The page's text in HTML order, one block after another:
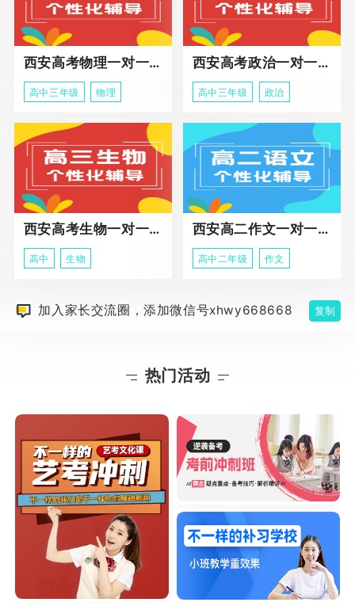
西安高考物理一对一辅导课程
高中三年级 物理
西安高考政治一对一辅导课程
高中三年级 政治
西安高考生物一对一辅导
高中 生物
西安高二作文一对一辅导课程
高中二年级 作文
加入家长交流圈，添加微信号xhwy668668 复制
热门活动